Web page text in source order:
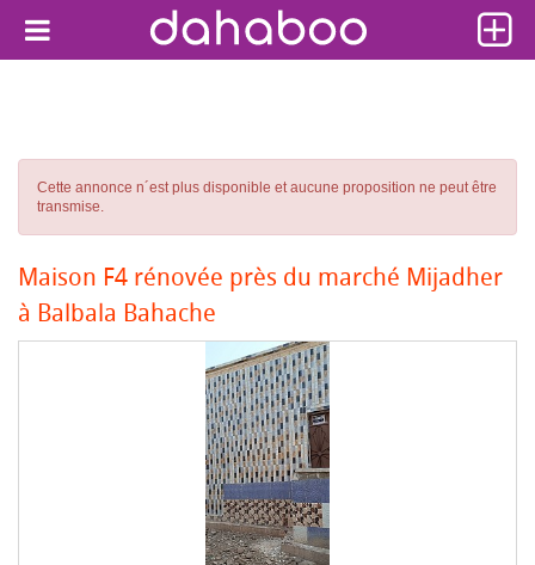
Cette annonce n´est plus disponible et aucune proposition ne peut être
transmise.
Maison F4 rénovée près du marché Mijadher
à Balbala Bahache